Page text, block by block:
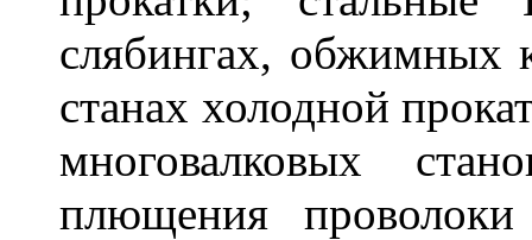
слябингах, обжимных
станах холодной
многовалковых
плющения